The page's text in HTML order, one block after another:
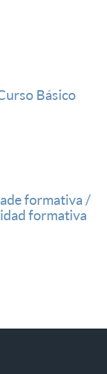
Básico
formativa /
formativa